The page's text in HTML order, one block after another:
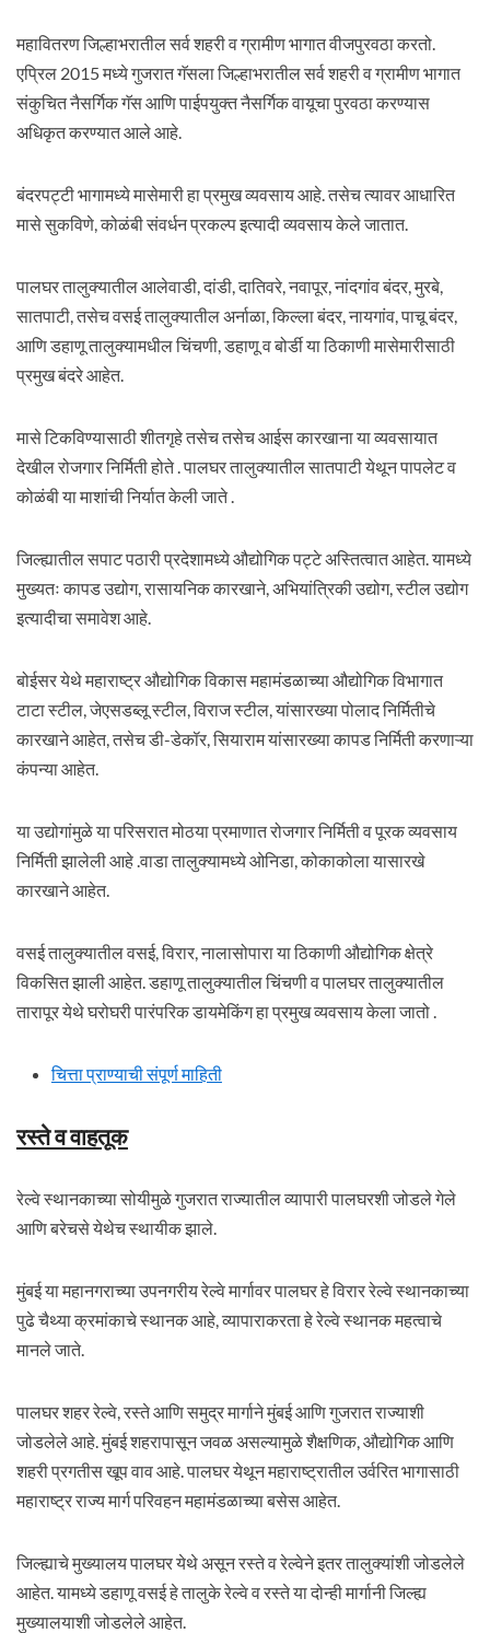
महावितरण जिल्हाभरातील सर्व शहरी व ग्रामीण भागात वीजपुरवठा करतो.
एप्रिल 2015 मध्ये गुजरात गॅसला जिल्हाभरातील सर्व शहरी व ग्रामीण भागात
संकुचित नैसर्गिक गॅस आणि पाईपयुक्त नैसर्गिक वायूचा पुरवठा करण्यास
अधिकृत करण्यात आले आहे.
बंदरपट्टी भागामध्ये मासेमारी हा प्रमुख व्यवसाय आहे. तसेच त्यावर आधारित
मासे सुकविणे, कोळंबी संवर्धन प्रकल्प इत्यादी व्यवसाय केले जातात.
पालघर तालुक्यातील आलेवाडी, दांडी, दातिवरे, नवापूर, नांदगांव बंदर, मुरबे,
सातपाटी, तसेच वसई तालुक्यातील अर्नाळा, किल्ला बंदर, नायगांव, पाचू बंदर,
आणि डहाणू तालुक्यामधील चिंचणी, डहाणू व बोर्डी या ठिकाणी मासेमारीसाठी
प्रमुख बंदरे आहेत.
मासे टिकविण्यासाठी शीतगृहे तसेच तसेच आईस कारखाना या व्यवसायात
देखील रोजगार निर्मिती होते . पालघर तालुक्यातील सातपाटी येथून पापलेट व
कोळंबी या माशांची निर्यात केली जाते .
जिल्ह्यातील सपाट पठारी प्रदेशामध्ये औद्योगिक पट्टे अस्तित्वात आहेत. यामध्ये
मुख्यतः कापड उद्योग, रासायनिक कारखाने, अभियांत्रिकी उद्योग, स्टील उद्योग
इत्यादीचा समावेश आहे.
बोईसर येथे महाराष्ट्र औद्योगिक विकास महामंडळाच्या औद्योगिक विभागात
टाटा स्टील, जेएसडब्लू स्टील, विराज स्टील, यांसारख्या पोलाद निर्मितीचे
कारखाने आहेत, तसेच डी-डेकॉर, सियाराम यांसारख्या कापड निर्मिती करणाऱ्या
कंपन्या आहेत.
या उद्योगांमुळे या परिसरात मोठया प्रमाणात रोजगार निर्मिती व पूरक व्यवसाय
निर्मिती झालेली आहे .वाडा तालुक्यामध्ये ओनिडा, कोकाकोला यासारखे
कारखाने आहेत.
वसई तालुक्यातील वसई, विरार, नालासोपारा या ठिकाणी औद्योगिक क्षेत्रे
विकसित झाली आहेत. डहाणू तालुक्यातील चिंचणी व पालघर तालुक्यातील
तारापूर येथे घरोघरी पारंपरिक डायमेकिंग हा प्रमुख व्यवसाय केला जातो .
चित्ता प्राण्याची संपूर्ण माहिती
रस्ते व वाहतूक
रेल्वे स्थानकाच्या सोयीमुळे गुजरात राज्यातील व्यापारी पालघरशी जोडले गेले
आणि बरेचसे येथेच स्थायीक झाले.
मुंबई या महानगराच्या उपनगरीय रेल्वे मार्गावर पालघर हे विरार रेल्वे स्थानकाच्या
पुढे चैथ्या क्रमांकाचे स्थानक आहे, व्यापाराकरता हे रेल्वे स्थानक महत्वाचे
मानले जाते.
पालघर शहर रेल्वे, रस्ते आणि समुद्र मार्गाने मुंबई आणि गुजरात राज्याशी
जोडलेले आहे. मुंबई शहरापासून जवळ असल्यामुळे शैक्षणिक, औद्योगिक आणि
शहरी प्रगतीस खूप वाव आहे. पालघर येथून महाराष्ट्रातील उर्वरित भागासाठी
महाराष्ट्र राज्य मार्ग परिवहन महामंडळाच्या बसेस आहेत.
जिल्ह्याचे मुख्यालय पालघर येथे असून रस्ते व रेल्वेने इतर तालुक्यांशी जोडलेले
आहेत. यामध्ये डहाणू वसई हे तालुके रेल्वे व रस्ते या दोन्ही मार्गानी जिल्ह्य
मुख्यालयाशी जोडलेले आहेत.